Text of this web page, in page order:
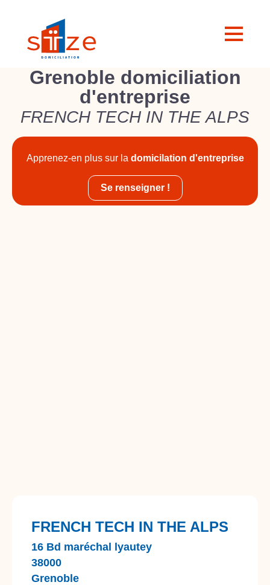
Grenoble domiciliation
d'entreprise
FRENCH TECH IN THE ALPS
Apprenez-en plus sur la domicilation d'entreprise
Se renseigner !
FRENCH TECH IN THE ALPS
16 Bd maréchal lyautey
38000
Grenoble